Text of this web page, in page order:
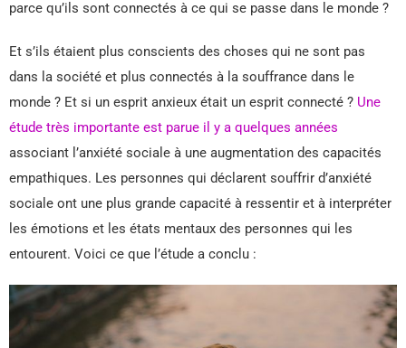
parce qu’ils sont connectés à ce qui se passe dans le monde ?
Et s’ils étaient plus conscients des choses qui ne sont pas
dans la société et plus connectés à la souffrance dans le
monde ? Et si un esprit anxieux était un esprit connecté ? Une
étude très importante est parue il y a quelques années
associant l’anxiété sociale à une augmentation des capacités
empathiques. Les personnes qui déclarent souffrir d’anxiété
sociale ont une plus grande capacité à ressentir et à interpréter
les émotions et les états mentaux des personnes qui les
entourent. Voici ce que l’étude a conclu :